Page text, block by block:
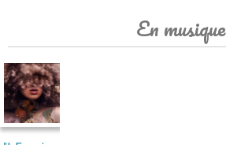
En musique